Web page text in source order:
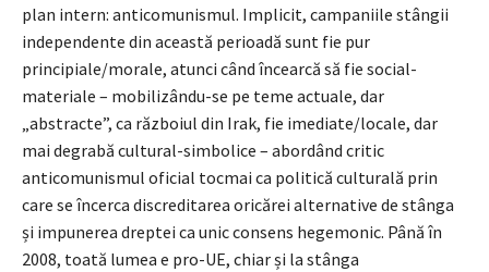
plan intern: anticomunismul. Implicit, campaniile stângii
independente din această perioadă sunt fie pur
principiale/morale, atunci când încearcă să fie social-
materiale – mobilizându-se pe teme actuale, dar
„abstracte”, ca războiul din Irak, fie imediate/locale, dar
mai degrabă cultural-simbolice – abordând critic
anticomunismul oficial tocmai ca politică culturală prin
care se încerca discreditarea oricărei alternative de stânga
și impunerea dreptei ca unic consens hegemonic. Până în
2008, toată lumea e pro-UE, chiar și la stânga